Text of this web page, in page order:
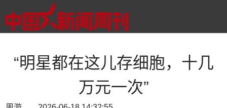
“明星都在这儿存细胞，十几
万元一次”